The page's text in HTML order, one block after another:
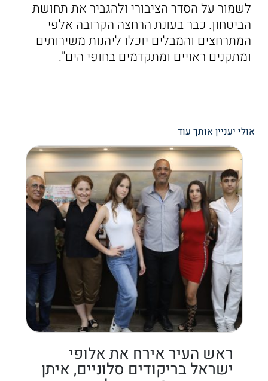
לשמור על הסדר הציבורי ולהגביר את תחושת
הביטחון. כבר בעונת הרחצה הקרובה אלפי
המתרחצים והמבלים יוכלו ליהנות משירותים
ומתקנים ראויים ומתקדמים בחופי הים".
אולי יעניין אותך עוד
ראש העיר אירח את אלופי
ישראל בריקודים סלוניים, איתן